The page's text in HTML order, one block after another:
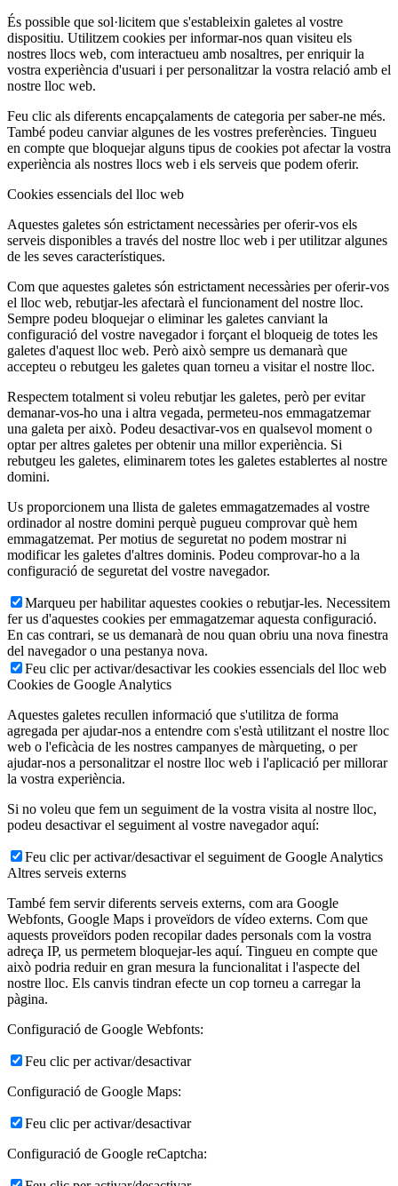
És possible que sol·licitem que s'estableixin galetes al vostre
dispositiu. Utilitzem cookies per informar-nos quan visiteu els
nostres llocs web, com interactueu amb nosaltres, per enriquir la
vostra experiència d'usuari i per personalitzar la vostra relació amb el
nostre lloc web.
Feu clic als diferents encapçalaments de categoria per saber-ne més.
També podeu canviar algunes de les vostres preferències. Tingueu
en compte que bloquejar alguns tipus de cookies pot afectar la vostra
experiència als nostres llocs web i els serveis que podem oferir.
Cookies essencials del lloc web
Aquestes galetes són estrictament necessàries per oferir-vos els
serveis disponibles a través del nostre lloc web i per utilitzar algunes
de les seves característiques.
Com que aquestes galetes són estrictament necessàries per oferir-vos
el lloc web, rebutjar-les afectarà el funcionament del nostre lloc.
Sempre podeu bloquejar o eliminar les galetes canviant la
configuració del vostre navegador i forçant el bloqueig de totes les
galetes d'aquest lloc web. Però això sempre us demanarà que
accepteu o rebutgeu les galetes quan torneu a visitar el nostre lloc.
Respectem totalment si voleu rebutjar les galetes, però per evitar
demanar-vos-ho una i altra vegada, permeteu-nos emmagatzemar
una galeta per això. Podeu desactivar-vos en qualsevol moment o
optar per altres galetes per obtenir una millor experiència. Si
rebutgeu les galetes, eliminarem totes les galetes establertes al nostre
domini.
Us proporcionem una llista de galetes emmagatzemades al vostre
ordinador al nostre domini perquè pugueu comprovar què hem
emmagatzemat. Per motius de seguretat no podem mostrar ni
modificar les galetes d'altres dominis. Podeu comprovar-ho a la
configuració de seguretat del vostre navegador.
Marqueu per habilitar aquestes cookies o rebutjar-les. Necessitem
fer us d'aquestes cookies per emmagatzemar aquesta configuració.
En cas contrari, se us demanarà de nou quan obriu una nova finestra
del navegador o una pestanya nova.
Feu clic per activar/desactivar les cookies essencials del lloc web
Cookies de Google Analytics
Aquestes galetes recullen informació que s'utilitza de forma
agregada per ajudar-nos a entendre com s'està utilitzant el nostre lloc
web o l'eficàcia de les nostres campanyes de màrqueting, o per
ajudar-nos a personalitzar el nostre lloc web i l'aplicació per millorar
la vostra experiència.
Si no voleu que fem un seguiment de la vostra visita al nostre lloc,
podeu desactivar el seguiment al vostre navegador aquí:
Feu clic per activar/desactivar el seguiment de Google Analytics
Altres serveis externs
També fem servir diferents serveis externs, com ara Google
Webfonts, Google Maps i proveïdors de vídeo externs. Com que
aquests proveïdors poden recopilar dades personals com la vostra
adreça IP, us permetem bloquejar-les aquí. Tingueu en compte que
això podria reduir en gran mesura la funcionalitat i l'aspecte del
nostre lloc. Els canvis tindran efecte un cop torneu a carregar la
pàgina.
Configuració de Google Webfonts:
Feu clic per activar/desactivar
Configuració de Google Maps:
Feu clic per activar/desactivar
Configuració de Google reCaptcha: